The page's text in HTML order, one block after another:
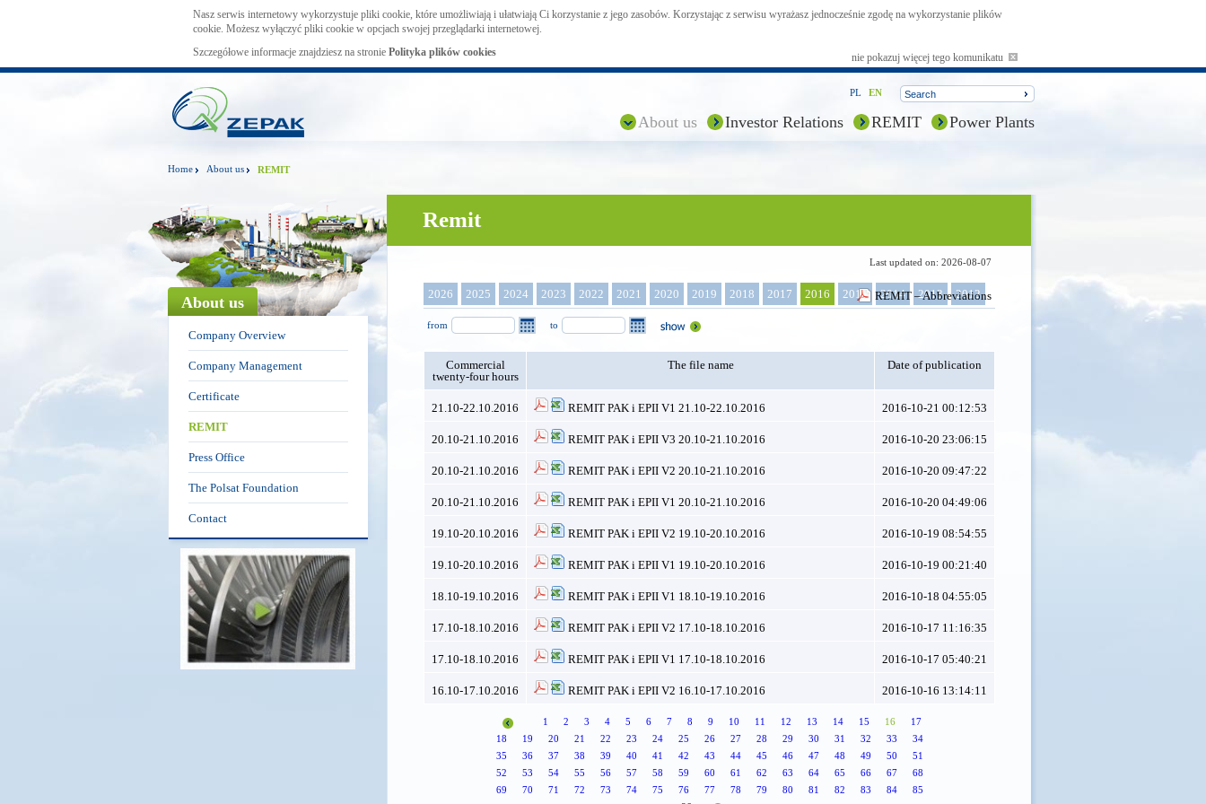
Nasz serwis internetowy wykorzystuje pliki cookie, które umożliwiają i ułatwiają Ci korzystanie z jego zasobów. Korzystając z serwisu wyrażasz jednocześnie zgodę na wykorzystanie plików
cookie. Możesz wyłączyć pliki cookie w opcjach swojej przeglądarki internetowej.
Szczegółowe informacje znajdziesz na stronie Polityka plików cookies nie pokazuj więcej tego komunikatu
PL EN
About us Investor Relations REMIT Power Plants
Home About us REMIT
About us
Company Overview
Company Management
Certificate
REMIT
Press Office
The Polsat Foundation
Contact
Last updated on: 2026-08-07
Remit
2026 2025 2024 2023 2022 2021 2020 2019 2018 2017 2016 2015 2014 2013 2012
from to
REMIT – Abbreviations
Commercial
twenty-four hours
The file name Date of publication
21.10-22.10.2016 REMIT PAK i EPII V1 21.10-22.10.2016 2016-10-21 00:12:53
20.10-21.10.2016 REMIT PAK i EPII V3 20.10-21.10.2016 2016-10-20 23:06:15
20.10-21.10.2016 REMIT PAK i EPII V2 20.10-21.10.2016 2016-10-20 09:47:22
20.10-21.10.2016 REMIT PAK i EPII V1 20.10-21.10.2016 2016-10-20 04:49:06
19.10-20.10.2016 REMIT PAK i EPII V2 19.10-20.10.2016 2016-10-19 08:54:55
19.10-20.10.2016 REMIT PAK i EPII V1 19.10-20.10.2016 2016-10-19 00:21:40
18.10-19.10.2016 REMIT PAK i EPII V1 18.10-19.10.2016 2016-10-18 04:55:05
17.10-18.10.2016 REMIT PAK i EPII V2 17.10-18.10.2016 2016-10-17 11:16:35
17.10-18.10.2016 REMIT PAK i EPII V1 17.10-18.10.2016 2016-10-17 05:40:21
16.10-17.10.2016 REMIT PAK i EPII V2 16.10-17.10.2016 2016-10-16 13:14:11
1 2 3 4 5 6 7 8 9 10 11 12 13 14 15 16
17
18
19 20 21 22 23 24 25 26 27 28 29 30 31 32 33
34
35
36 37 38 39 40 41 42 43 44 45 46 47 48 49 50
51
52
53 54 55 56 57 58 59 60 61 62 63 64 65 66 67
68
69
70 71 72 73 74 75 76 77 78 79 80 81 82 83 84
85